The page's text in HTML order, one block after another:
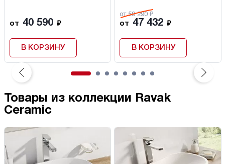
от 40 590 ₽
В КОРЗИНУ
от 59 290 ₽
от 47 432 ₽
В КОРЗИНУ
Товары из коллекции Ravak
Ceramic